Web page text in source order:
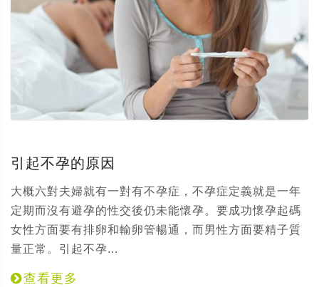
引起不孕的原因
大概六對夫婦就有一對有不孕症，不孕症定義就是一年
定期而沒有避孕的性交後仍未能懷孕。要成功懷孕起碼
女性方面要有排卵和輸卵管暢通，而男性方面要精子質
量正常。引起不孕...
查看更多